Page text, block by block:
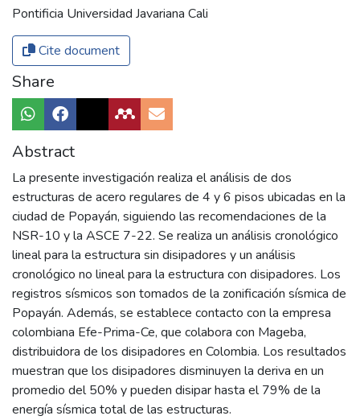
Pontificia Universidad Javariana Cali
Cite document
Share
Abstract
La presente investigación realiza el análisis de dos
estructuras de acero regulares de 4 y 6 pisos ubicadas en la
ciudad de Popayán, siguiendo las recomendaciones de la
NSR-10 y la ASCE 7-22. Se realiza un análisis cronológico
lineal para la estructura sin disipadores y un análisis
cronológico no lineal para la estructura con disipadores. Los
registros sísmicos son tomados de la zonificación sísmica de
Popayán. Además, se establece contacto con la empresa
colombiana Efe-Prima-Ce, que colabora con Mageba,
distribuidora de los disipadores en Colombia. Los resultados
muestran que los disipadores disminuyen la deriva en un
promedio del 50% y pueden disipar hasta el 79% de la
energía sísmica total de las estructuras.